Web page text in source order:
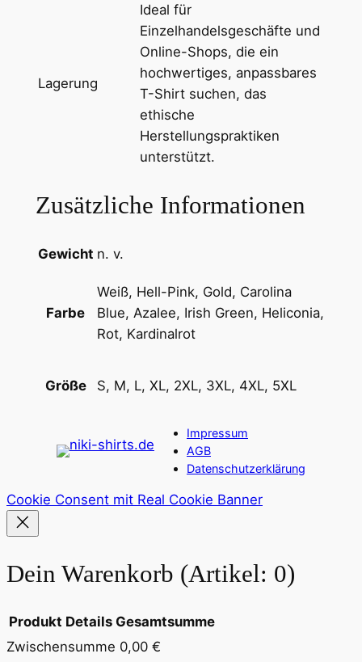
R
n
n
t
t
M
n
g
Lagerung
Ideal für
Einzelhandelsgeschäfte und
Online-Shops, die ein
hochwertiges, anpassbares
T-Shirt suchen, das
ethische
Herstellungspraktiken
unterstützt.
Zusätzliche Informationen
Gewicht n. v.
Farbe
Weiß, Hell-Pink, Gold, Carolina
Blue, Azalee, Irish Green, Heliconia,
Rot, Kardinalrot
Größe S, M, L, XL, 2XL, 3XL, 4XL, 5XL
Impressum
AGB
Datenschutzerklärung
Cookie Consent mit Real Cookie Banner
Dein Warenkorb (Artikel: 0)
Produkt Details Gesamtsumme
Zwischensumme 0,00 €